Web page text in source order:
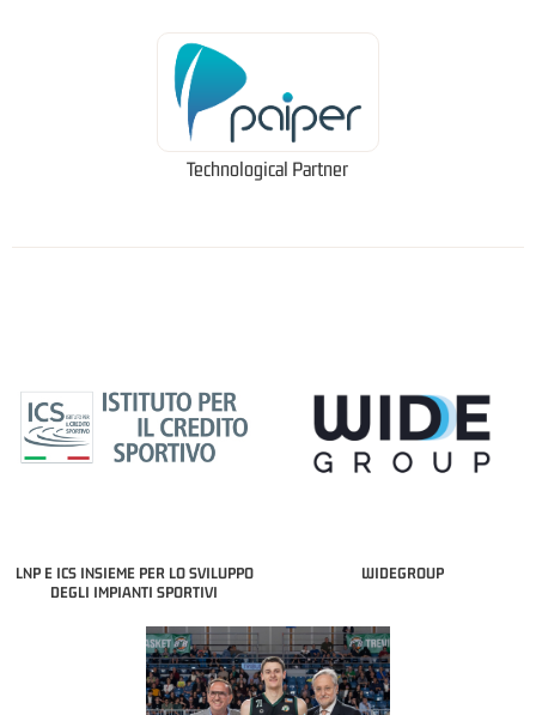
Technological Partner
LNP E ICS INSIEME PER LO SVILUPPO
DEGLI IMPIANTI SPORTIVI
WIDEGROUP